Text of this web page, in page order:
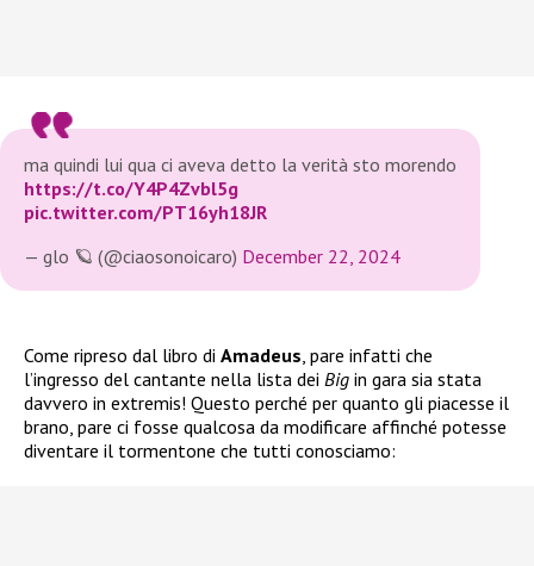
ma quindi lui qua ci aveva detto la verità sto morendo
https://t.co/Y4P4Zvbl5g
pic.twitter.com/PT16yh18JR
— glo 🪐 (@ciaosonoicaro) December 22, 2024
Come ripreso dal libro di Amadeus , pare infatti che
l’ingresso del cantante nella lista dei Big in gara sia stata
davvero in extremis! Questo perché per quanto gli piacesse il
brano, pare ci fosse qualcosa da modificare affinché potesse
diventare il tormentone che tutti conosciamo: